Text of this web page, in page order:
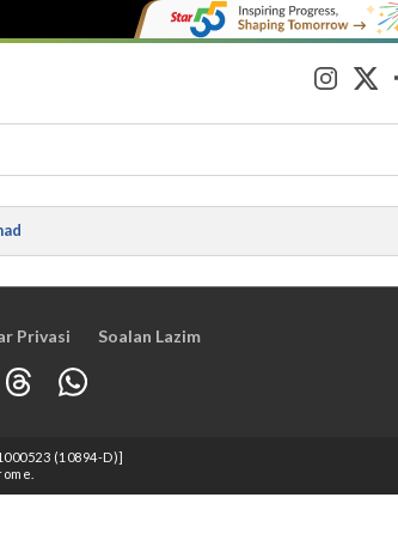
Privasi Soalan Lazim
(10894-D)]